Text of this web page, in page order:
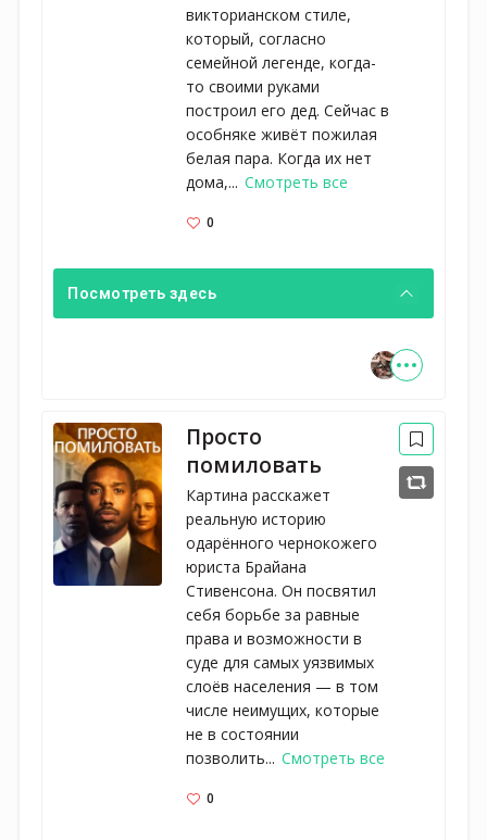
викторианском стиле,
который, согласно
семейной легенде, когда-
то своими руками
построил его дед. Сейчас в
особняке живёт пожилая
белая пара. Когда их нет
дома,... Смотреть все
0
Посмотреть здесь
Просто
помиловать
Картина расскажет
реальную историю
одарённого чернокожего
юриста Брайана
Стивенсона. Он посвятил
себя борьбе за равные
права и возможности в
суде для самых уязвимых
слоёв населения — в том
числе неимущих, которые
не в состоянии
позволить... Смотреть все
0